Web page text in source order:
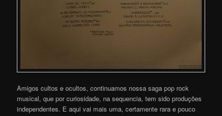
Amigos cultos e ocultos, continuamos nossa saga pop rock
musical, que por curiosidade, na sequencia, tem sido produções
independentes. E aqui vai mais uma, certamente rara e pouco